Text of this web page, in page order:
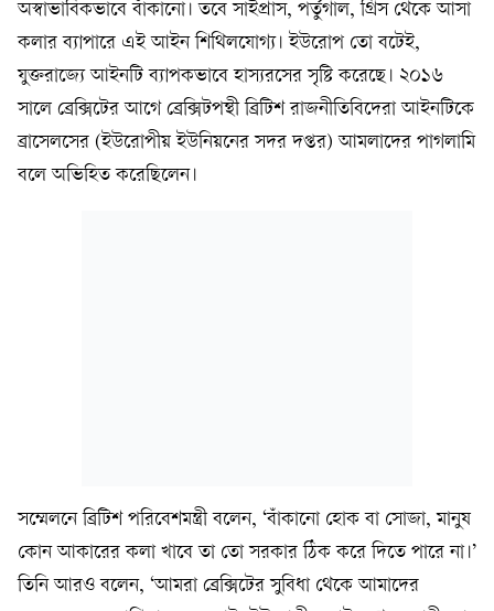
অস্বাভাবিকভাবে বাঁকানো। তবে সাইপ্রাস, পর্তুগাল, গ্রিস থেকে আসা
কলার ব্যাপারে এই আইন শিথিলযোগ্য। ইউরোপ তো বটেই,
যুক্তরাজ্যে আইনটি ব্যাপকভাবে হাস্যরসের সৃষ্টি করেছে। ২০১৬
সালে ব্রেক্সিটের আগে ব্রেক্সিটপন্থী ব্রিটিশ রাজনীতিবিদেরা আইনটিকে
ব্রাসেলসের (ইউরোপীয় ইউনিয়নের সদর দপ্তর) আমলাদের পাগলামি
বলে অভিহিত করেছিলেন।
সম্মেলনে ব্রিটিশ পরিবেশমন্ত্রী বলেন, ‘বাঁকানো হোক বা সোজা, মানুষ
কোন আকারের কলা খাবে তা তো সরকার ঠিক করে দিতে পারে না।’
তিনি আরও বলেন, ‘আমরা ব্রেক্সিটের সুবিধা থেকে আমাদের